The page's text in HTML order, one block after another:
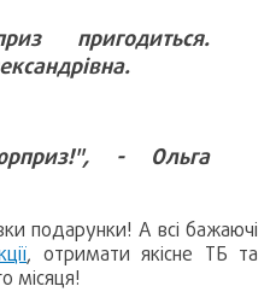
пригодиться.
- Ольга
подарунки! А всі бажаючі
, отримати якісне ТБ та
місяця!